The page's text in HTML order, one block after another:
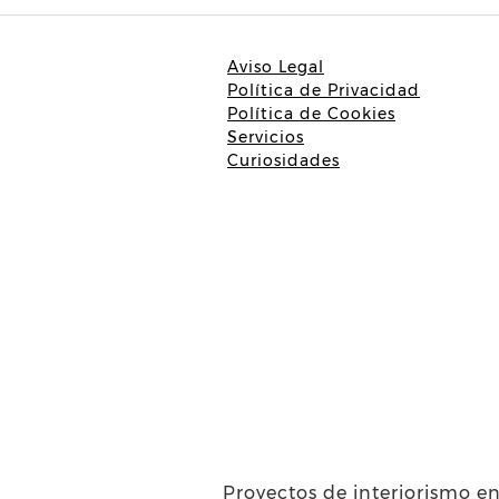
Aviso Legal
Política de Privacidad
Política de Cookies
Servicios
Curiosidades
Proyectos de interiorismo